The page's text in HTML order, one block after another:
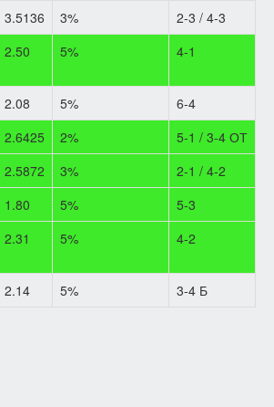
3.5136 3%
2-3 / 4-3
2.50 5% 4-1
2.08 5%
6-4
2.6425 2%
5-1 / 3-4 ОТ
2.5872 3%
2-1 / 4-2
1.80 5%
5-3
2.31 5% 4-2
2.14 5% 3-4 Б